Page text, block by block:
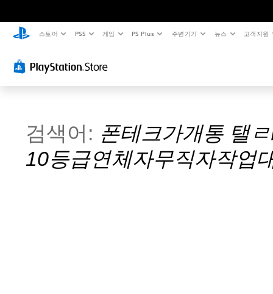
스토어 PS5 게임 PS Plus 주변기기 뉴스 고객지원
검색어: 폰테크가개통 탤
10등급연체자무직자작업